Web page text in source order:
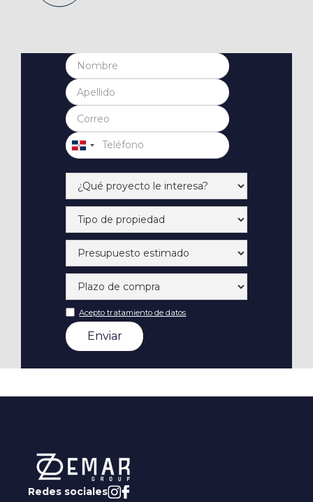
Acepto tratamiento de datos
Redes sociales